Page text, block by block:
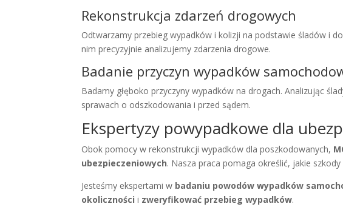
Rekonstrukcja zdarzeń drogowych
Odtwarzamy przebieg wypadków i kolizji na podstawie śladów i
nim precyzyjnie analizujemy zdarzenia drogowe.
Badanie przyczyn wypadków
Badamy głęboko przyczyny wypadków na drogach. Analizując
sprawach o odszkodowania i przed sądem.
Ekspertyzy powypadkowe dla
Obok pomocy w rekonstrukcji wypadków dla poszkodowanych,
ubezpieczeniowych. Nasza praca pomaga określić, jakie
Jesteśmy ekspertami w badaniu powodów wypadków
okoliczności i zweryfikować przebieg wypadków.